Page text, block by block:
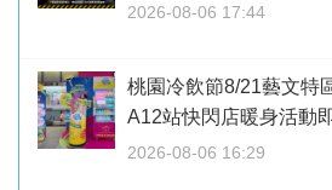
2026-08-06 17:44
桃園冷飲節8/21藝文特
A12站快閃店暖身活動
2026-08-06 16:29